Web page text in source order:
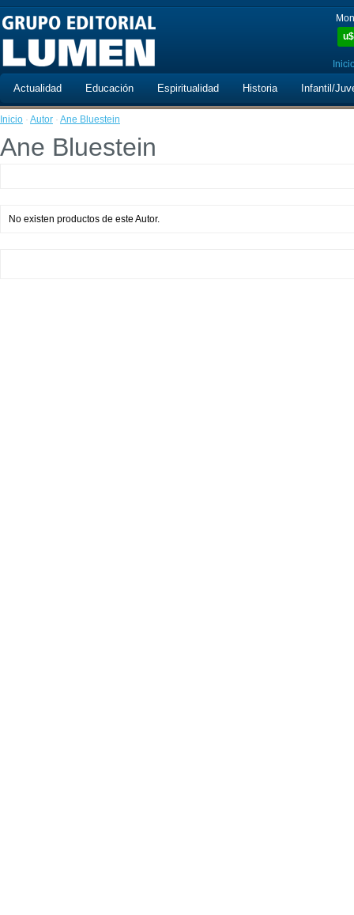
u$
Actualidad Educación Espiritualidad Historia Infantil/
Inicio · Autor · Ane Bluestein
Ane Bluestein
No existen productos de este Autor.